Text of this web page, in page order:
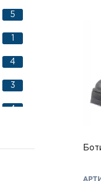
5
4
3
4